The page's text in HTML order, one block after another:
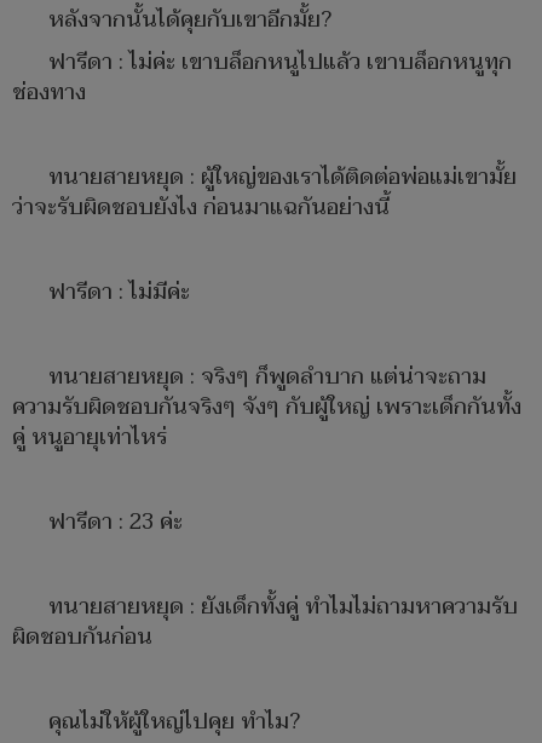
หลังจากนั้นได้คุยกับเขาอีกมั้ย?
ฟารีดา : ไม่ค่ะ เขาบล็อกหนูไปแล้ว เขาบล็อกหนูทุก
ช่องทาง
ทนายสายหยุด : ผู้ใหญ่ของเราได้ติดต่อพ่อแม่เขามั้ย
ว่าจะรับผิดชอบยังไง ก่อนมาแฉกันอย่างนี้
ฟารีดา : ไม่มีค่ะ
ทนายสายหยุด : จริงๆ ก็พูดลำบาก แต่น่าจะถาม
ความรับผิดชอบกันจริงๆ จังๆ กับผู้ใหญ่ เพราะเด็กกันทั้ง
คู่ หนูอายุเท่าไหร่
ฟารีดา : 23 ค่ะ
ทนายสายหยุด : ยังเด็กทั้งคู่ ทำไมไม่ถามหาความรับ
ผิดชอบกันก่อน
คุณไม่ให้ผู้ใหญ่ไปคุย ทำไม?